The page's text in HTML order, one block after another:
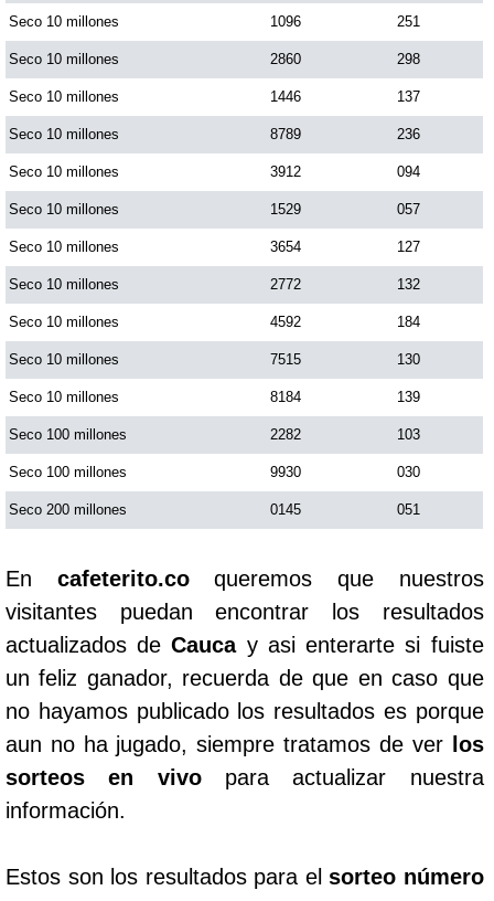
Seco 10 millones 1096 251
Seco 10 millones 2860 298
Seco 10 millones 1446 137
Seco 10 millones 8789 236
Seco 10 millones 3912 094
Seco 10 millones 1529 057
Seco 10 millones 3654 127
Seco 10 millones 2772 132
Seco 10 millones 4592 184
Seco 10 millones 7515 130
Seco 10 millones 8184 139
Seco 100 millones 2282 103
Seco 100 millones 9930 030
Seco 200 millones 0145 051
En cafeterito.coqueremos que nuestros
visitantes puedan encontrar los resultados
actualizados deCaucay asi enterarte si fuiste
un feliz ganador, recuerda de que en caso que
no hayamos publicado los resultados es porque
aun no ha jugado, siempre tratamos de ver
los
sorteos en vivopara actualizar nuestra
información.
Estos son los resultados para elsorteo número